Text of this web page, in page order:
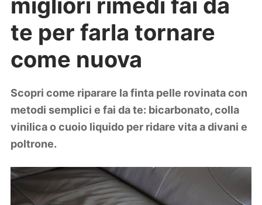
Piante e fiori
Lifestyle
te per farla tornare
come nuova
Scopri come riparare la finta pelle rovinata con
metodi semplici e fai da te: bicarbonato, colla
vinilica o cuoio liquido per ridare vita a divani e
poltrone.